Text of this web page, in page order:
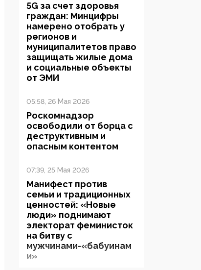
5G за счет здоровья
граждан: Минцифры
намерено отобрать у
регионов и
муниципалитетов право
защищать жилые дома
и социальные объекты
от ЭМИ
05:58, 26 Мая 2026
Роскомнадзор
освободили от борца с
деструктивным и
опасным контентом
07:39, 25 Мая 2026
Манифест против
семьи и традиционных
ценностей: «Новые
люди» поднимают
электорат феминисток
на битву с
мужчинами-«бабуинам
и»